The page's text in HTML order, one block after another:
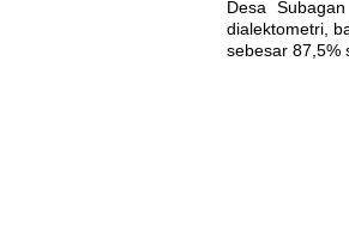
Desa
dialektometri,
sebesar 87,5%